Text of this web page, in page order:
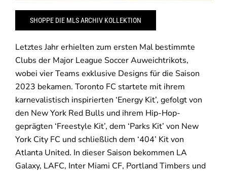
SHOPPE DIE MLS ARCHIV KOLLEKTION
Letztes Jahr erhielten zum ersten Mal bestimmte
Clubs der Major League Soccer Auweichtrikots,
wobei vier Teams exklusive Designs für die Saison
2023 bekamen. Toronto FC startete mit ihrem
karnevalistisch inspirierten ‘Energy Kit’, gefolgt von
den New York Red Bulls und ihrem Hip-Hop-
geprägten ‘Freestyle Kit’, dem ‘Parks Kit’ von New
York City FC und schließlich dem ‘404’ Kit von
Atlanta United. In dieser Saison bekommen LA
Galaxy, LAFC, Inter Miami CF, Portland Timbers und